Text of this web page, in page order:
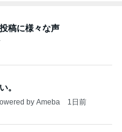
稿に様々な声
。
by Ameba 1日前